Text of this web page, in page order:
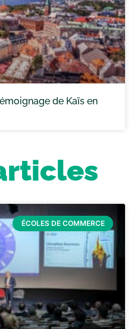
de Kaïs en
ÉCOLES DE COMMERCE